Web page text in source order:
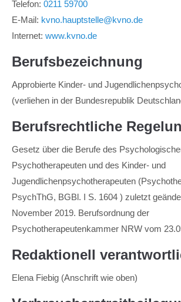
Telefon: 0211 59700
E-Mail: kvno.hauptstelle@kvno.de
Internet: www.kvno.de
Berufsbezeichnung
Approbierte Kinder- und
(verliehen in der Bundesrepublik
Berufsrechtliche
Gesetz über die Berufe des
Psychotherapeuten und des Kinder- und
Jugendlichenpsychotherapeuten
PsychThG, BGBl. I S. 1604 ) zuletzt
November 2019. Berufsordnung der
Psychotherapeutenkammer NRW vom
Redaktionell
Elena Fiebig (Anschrift wie oben)